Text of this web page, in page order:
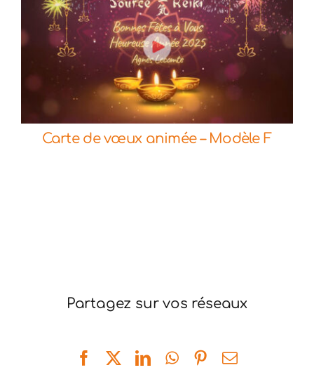
Commander Détails
Carte de vœux animée – Modèle F
Partagez sur vos réseaux